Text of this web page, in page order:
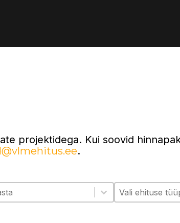
projektidega. Kui soovid
.
Ehituse tüüp
Select content
Select content